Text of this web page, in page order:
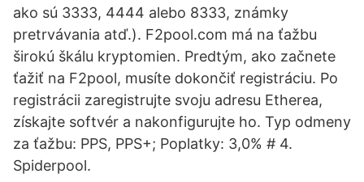
ako sú 3333, 4444 alebo 8333, známky
pretrvávania atď.). F2pool.com má na ťažbu
širokú škálu kryptomien. Predtým, ako začnete
ťažiť na F2pool, musíte dokončiť registráciu. Po
registrácii zaregistrujte svoju adresu Etherea,
získajte softvér a nakonfigurujte ho. Typ odmeny
za ťažbu: PPS, PPS+; Poplatky: 3,0% # 4.
Spiderpool.